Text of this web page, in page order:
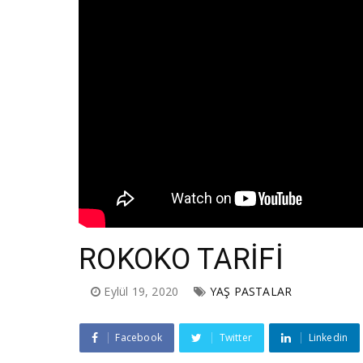
ROKOKO TARİFİ
Eylül 19, 2020 YAŞ PASTALAR
Facebook Twitter Linkedin